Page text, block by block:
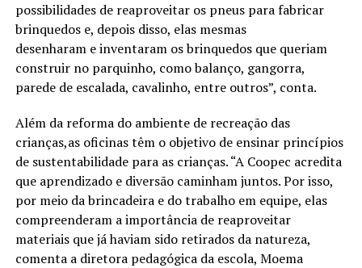
possibilidades de reaproveitar os pneus para fabricar
brinquedos e, depois disso, elas mesmas
desenharam e inventaram os brinquedos que queriam
construir no parquinho, como balanço, gangorra,
parede de escalada, cavalinho, entre outros”, conta.
Além da reforma do ambiente de recreação das
crianças,as oficinas têm o objetivo de ensinar princípios
de sustentabilidade para as crianças. “A Coopec acredita
que aprendizado e diversão caminham juntos. Por isso,
por meio da brincadeira e do trabalho em equipe, elas
compreenderam a importância de reaproveitar
materiais que já haviam sido retirados da natureza,
comenta a diretora pedagógica da escola, Moema